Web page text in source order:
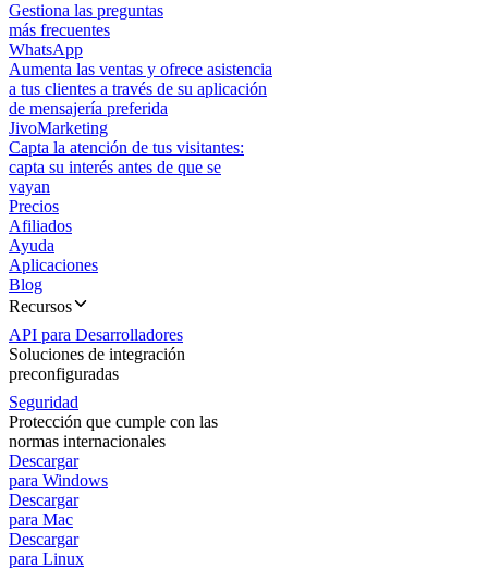
Gestiona las preguntas
más frecuentes
WhatsApp
Aumenta las ventas y ofrece asistencia
a tus clientes a través de su aplicación
de mensajería preferida
JivoMarketing
Capta la atención de tus visitantes:
capta su interés antes de que se
vayan
Precios
Afiliados
Ayuda
Aplicaciones
Blog
Recursos
API para Desarrolladores
Soluciones de integración
preconfiguradas
Seguridad
Protección que cumple con las
normas internacionales
Descargar
para Windows
Descargar
para Mac
Descargar
para Linux